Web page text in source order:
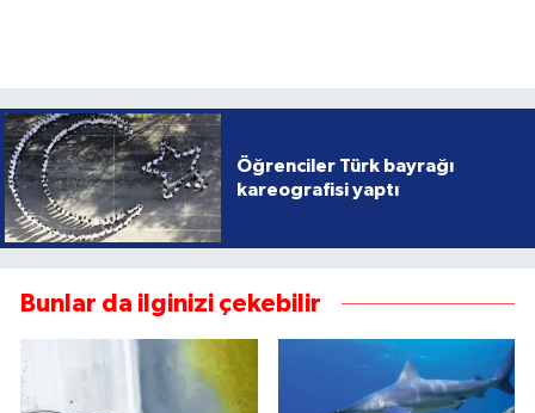
Öğrenciler Türk bayrağı
kareografisi yaptı
Bunlar da ilginizi çekebilir